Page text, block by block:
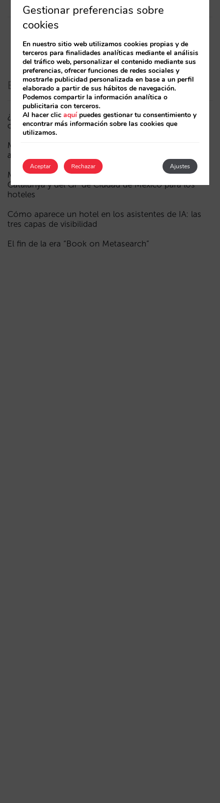
Entradas recientes
¿Puede un Mundial reducir las reservas hoteleras? El
caso de México durante la FIFA World Cup 2026
Menos campañas, más inteligentes: manual IA para
actualizar el marketing digital de tu hotel (parte 1)
Madrid ante la Fórmula 1: aprendizajes del GP de
Catalunya y del GP de Ciudad de México para los
hoteles
Cómo aparece un hotel en los asistentes de IA: las
tres capas de visibilidad
El fin de la era “Book on Metasearch”
Gestionar preferencias sobre
cookies
En nuestro sitio web utilizamos cookies propias y de
terceros para finalidades analíticas mediante el análisis
del tráfico web, personalizar el contenido mediante sus
preferencias, ofrecer funciones de redes sociales y
mostrarle publicidad personalizada en base a un perfil
elaborado a partir de sus hábitos de navegación.
Podemos compartir la información analítica o
publicitaria con terceros.
Al hacer clicaquípuedes gestionar tu consentimiento y
encontrar más información sobre las cookies que
utilizamos.
Aceptar Ajustes
Rechazar